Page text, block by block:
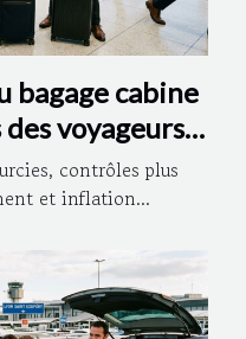
bagage cabine
voyageurs
contrôles plus
et inflation...